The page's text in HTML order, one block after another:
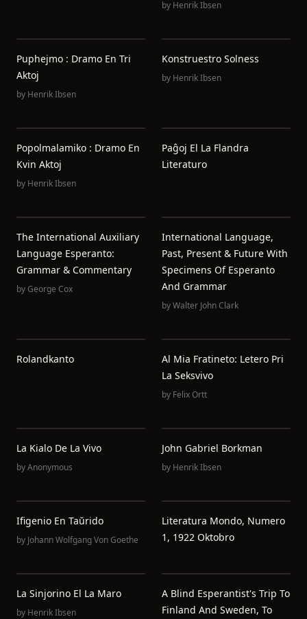
by Henrik Ibsen
Puphejmo : Dramo En Tri
Aktoj
by Henrik Ibsen
Konstruestro Solness
by Henrik Ibsen
Popolmalamiko : Dramo En
Kvin Aktoj
by Henrik Ibsen
Paĝoj El La Flandra
Literaturo
The International Auxiliary
Language Esperanto:
Grammar & Commentary
byGeorge Cox
International Language,
Past, Present & Future With
Specimens Of Esperanto
And Grammar
byWalter John Clark
Rolandkanto
Al Mia Fratineto: Letero Pri
La Seksvivo
by Felix Ortt
La Kialo De La Vivo
byAnonymous
John Gabriel Borkman
by Henrik Ibsen
Ifigenio En Taŭrido
by Johann Wolfgang Von Goethe
Literatura Mondo, Numero
1, 1922 Oktobro
La Sinjorino El La Maro
by Henrik Ibsen
A Blind Esperantist's Trip To
Finland And Sweden, To